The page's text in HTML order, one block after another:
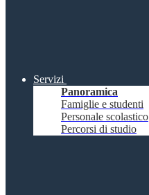
Servizi
Panoramica
Famiglie e studenti
Personale scolastico
Percorsi di studio